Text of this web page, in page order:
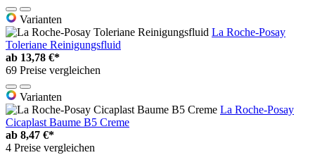
Varianten
La Roche-Posay
Toleriane Reinigungsfluid
ab 13,78 €*
69 Preise vergleichen
Varianten
La Roche-Posay
Cicaplast Baume B5 Creme
ab 8,47 €*
4 Preise vergleichen